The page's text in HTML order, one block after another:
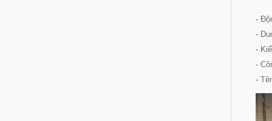
-
-
-
-
-